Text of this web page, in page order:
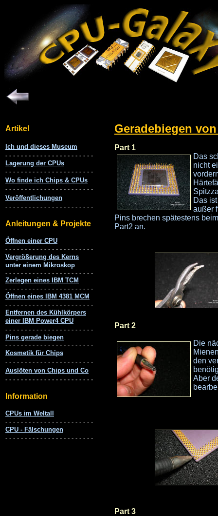
Geradebiegen
Part 1
Das
nicht
Das
außer
Pins brechen spätestens
Part2 an.
Part 2
Die
den
Aber
Part 3